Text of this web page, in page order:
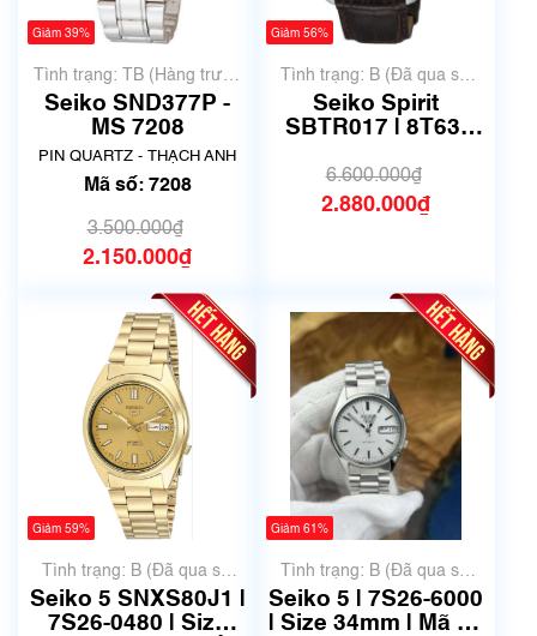
Giảm 39%
Tình trạng: TB (Hàng trưng
bày, thanh lý)
Seiko SND377P -
MS 7208
PIN QUARTZ - THẠCH ANH
Mã số: 7208
3.500.000₫
2.150.000₫
Giảm 56%
Tình trạng: B (Đã qua sử
dụng, hàng đẹp, có chút
xước dăm)
Seiko Spirit
SBTR017 | 8T63-
| Mã số 6724
6.600.000₫
2.880.000₫
Giảm 59%
Tình trạng: B (Đã qua sử
dụng, hàng đẹp, có chút
xước dăm)
Seiko 5 SNXS80J1 |
7S26-0480 | Size
Giảm 61%
Tình trạng: B (Đã qua sử
dụng, hàng đẹp, có chút
xước dăm)
Seiko 5 | 7S26-6000
| Size 34mm | Mã số